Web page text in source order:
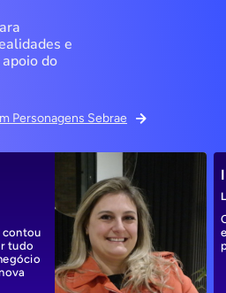
e
do
Personagens Sebrae
contou
tudo